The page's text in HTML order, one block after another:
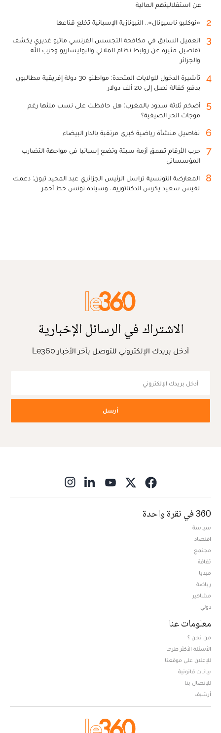
عن استقلاليتهم المالية
2 «نوكليو ناسيونال».. النيونازية الإسبانية تخلع قناعها
3
العميل السابق في مكافحة التجسس الفرنسي ماثيو غديري يكشف
تفاصيل مثيرة عن روابط نظام الملالي والبوليساريو وحزب الله
والجزائر
4
تأشيرة الدخول للولايات المتحدة: مواطنو 30 دولة إفريقية مطالبون
بدفع كفالة تصل إلى 20 ألف دولار
5
أضخم ثلاثة سدود بالمغرب: هل حافظت على نسب ملئها رغم
موجات الحر الصيفية؟
6 تفاصيل منشأة رياضية كبرى مرتقبة بالدار البيضاء
7
حرب الأرقام تعمق أزمة سبتة وتضع إسبانيا في مواجهة التضارب
المؤسساتي
8
المعارضة التونسية تراسل الرئيس الجزائري عبد المجيد تبون: دعمك
لقيس سعيد يكرس الدكتاتورية.. وسيادة تونس خط أحمر
الاشتراك في الرسائل الإخبارية
أدخل بريدك الإلكتروني للتوصل بآخر الأخبار Le360
أرسل
360 في نقرة واحدة
سياسة
اقتصاد
مجتمع
ثقافة
ميديا
رياضة
مشاهير
دولي
معلومات عنا
من نحن ؟
الأسئلة الأكثر طرحا
للإعلان على موقعنا
بيانات قانونية
للإتصال بنا
أرشيف